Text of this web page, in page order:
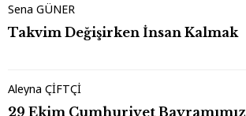
Sena GÜNER
Takvim Değişirken İnsan Kalmak
Aleyna ÇİFTÇİ
29 Ekim Cumhuriyet Bayramımız